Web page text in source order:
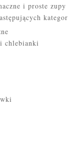
i proste zupy
chlebianki